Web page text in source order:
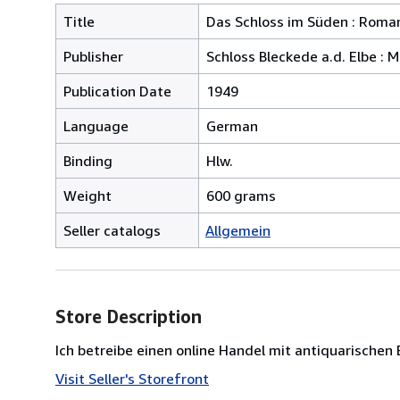
Title
Das Schloss im Süden :
Publisher
Schloss Bleckede a.d. Elbe :
Publication Date
1949
Language
German
Binding
Hlw.
Weight
600 grams
Seller catalogs
Allgemein
Store Description
Ich betreibe einen online Handel mit antiquarischen
Visit Seller's Storefront